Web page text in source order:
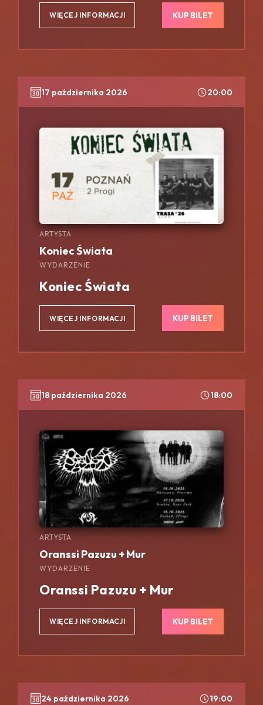
WIĘCEJ INFORMACJI KUP BILET
17 października 2026 20:00
ARTYSTA
Koniec Świata
WYDARZENIE
Koniec Świata
WIĘCEJ INFORMACJI KUP BILET
18 października 2026 18:00
ARTYSTA
Oranssi Pazuzu + Mur
WYDARZENIE
Oranssi Pazuzu + Mur
WIĘCEJ INFORMACJI KUP BILET
24 października 2026 19:00